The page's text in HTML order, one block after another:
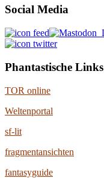
Social Media
Phantastische Links
TOR online
Weltenportal
sf-lit
fragmentansichten
fantasyguide